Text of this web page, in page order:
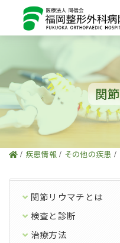
を
ッ
プ
関
/ 疾患情報/ その他の疾患 /
関節リウマチとは
検査と診断
治療方法